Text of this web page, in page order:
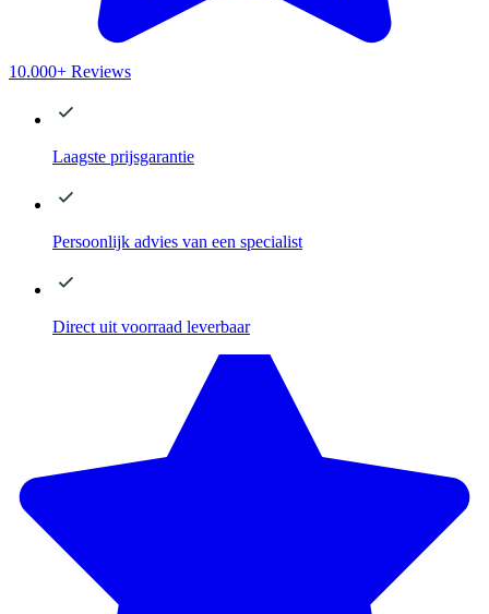
10.000+ Reviews
Laagste prijsgarantie
Persoonlijk advies van een specialist
Direct uit voorraad leverbaar